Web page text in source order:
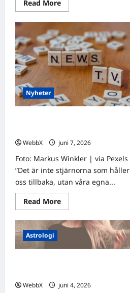
Read MoreRead
more
Vad
stjärnorna
om
dig?
Dagens
horoskop
11
juni
2026
Nyheter
WebbX
juni 7, 2026
Foto: Markus Winkler | via Pexels
”Det är inte stjärnorna som håller
oss tillbaka, utan våra egna...
Read MoreRead
more
Födda
den
Astrologiska
Astrologi
WebbX
juni 4, 2026